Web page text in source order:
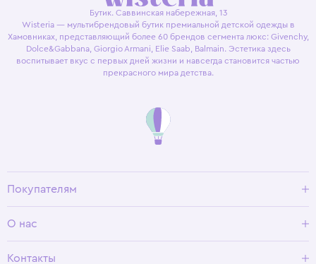
Бутик. Саввинская набережная, 13
Wisteria — мультибрендовый бутик премиальной детской одежды в
Хамовниках, представляющий более 60 брендов сегмента люкс: Givenchy,
Dolce&Gabbana, Giorgio Armani, Elie Saab, Balmain. Эстетика здесь
воспитывает вкус с первых дней жизни и навсегда становится частью
прекрасного мира детства.
Покупателям
Условия возврата
О нас
Программа лояльности
Контакты